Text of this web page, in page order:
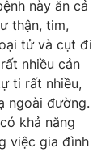
này ăn cả
thận, tim,
tử và cụt đi
nhiều cản
ti rất nhiều,
ngoài đường.
khả năng
việc gia đình